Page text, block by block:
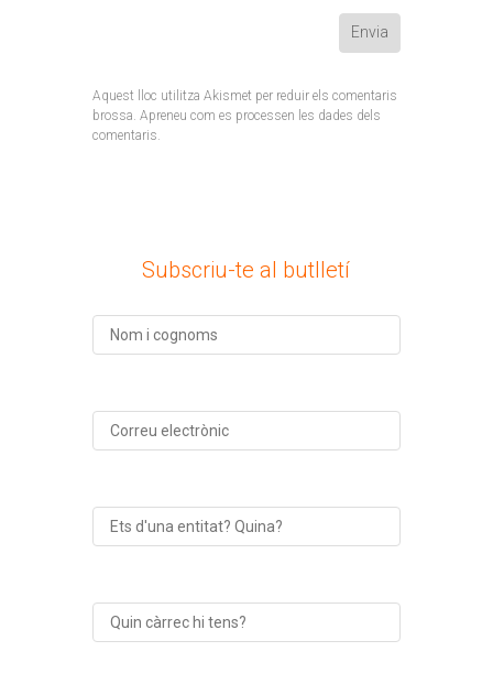
Aquest lloc utilitza Akismet per reduir els comentaris
brossa. Apreneu com es processen les dades dels
comentaris
Subscriu-te al butlletí